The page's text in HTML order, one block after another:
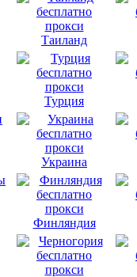
Таиланд
Турция
Украина
Финляндия